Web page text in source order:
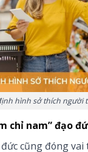
hình sở thích người
chỉ nam” đạo
đức cũng đóng